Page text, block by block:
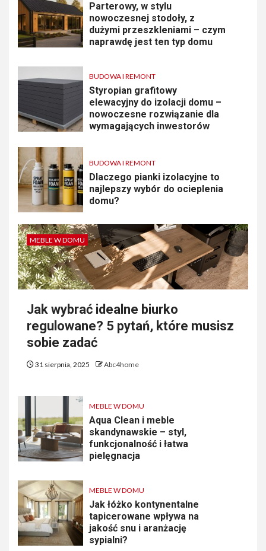
Parterowy, w stylu
nowoczesnej stodoły, z
dużymi przeszkleniami – czym
naprawdę jest ten typ domu
BUDOWA I REMONT
Styropian grafitowy
elewacyjny do izolacji domu –
nowoczesne rozwiązanie dla
wymagających inwestorów
BUDOWA I REMONT
Dlaczego pianki izolacyjne to
najlepszy wybór do ocieplenia
domu?
MEBLE W DOMU
Jak wybrać idealne biurko
regulowane? 5 pytań, które musisz
sobie zadać
31 sierpnia, 2025 Abc4home
MEBLE W DOMU
Aqua Clean i meble
skandynawskie – styl,
funkcjonalność i łatwa
pielęgnacja
MEBLE W DOMU
Jak łóżko kontynentalne
tapicerowane wpływa na
jakość snu i aranżację
sypialni?